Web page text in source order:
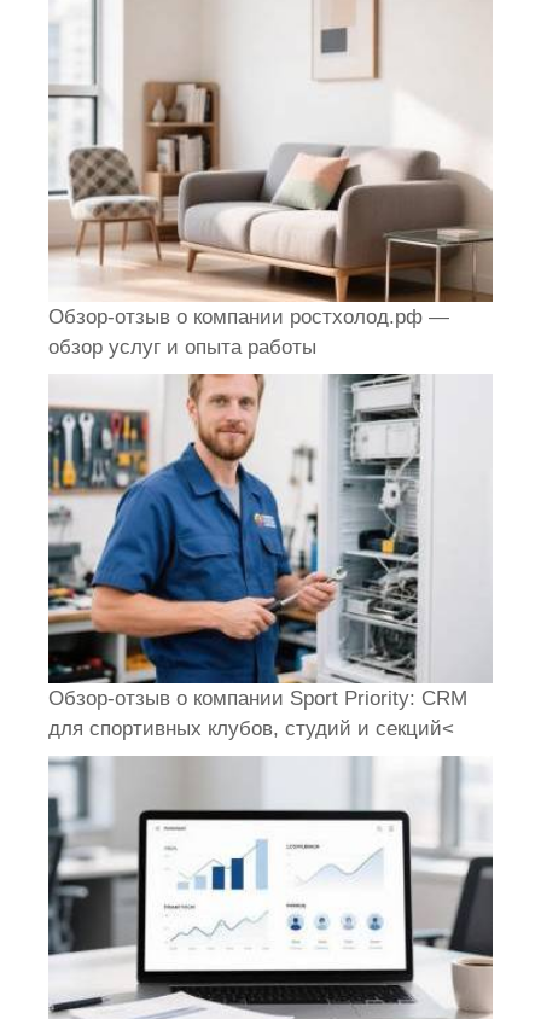
Обзор-отзыв о компании ростхолод.рф —
обзор услуг и опыта работы
Обзор-отзыв о компании Sport Priority: CRM
для спортивных клубов, студий и секций<